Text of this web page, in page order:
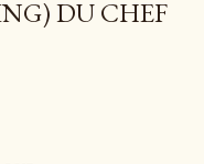
DU CHEF